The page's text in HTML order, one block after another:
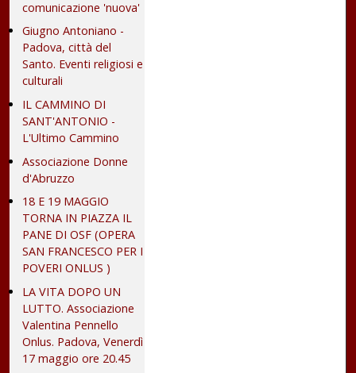
comunicazione 'nuova'
Giugno Antoniano -
Padova, città del
Santo. Eventi religiosi e
culturali
IL CAMMINO DI
SANT'ANTONIO -
L'Ultimo Cammino
Associazione Donne
d'Abruzzo
18 E 19 MAGGIO
TORNA IN PIAZZA IL
PANE DI OSF (OPERA
SAN FRANCESCO PER I
POVERI ONLUS )
LA VITA DOPO UN
LUTTO. Associazione
Valentina Pennello
Onlus. Padova, Venerdì
17 maggio ore 20.45